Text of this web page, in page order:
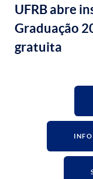
UFRB abre
Graduação
gratuita